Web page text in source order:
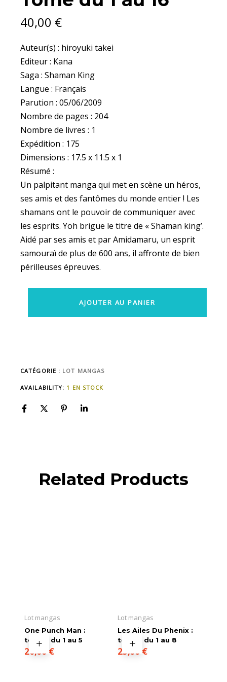
40,00 €
Auteur(s) : hiroyuki takei
Editeur : Kana
Saga : Shaman King
Langue : Français
Parution : 05/06/2009
Nombre de pages : 204
Nombre de livres : 1
Expédition : 175
Dimensions : 17.5 x 11.5 x 1
Résumé :
Un palpitant manga qui met en scène un héros,
ses amis et des fantômes du monde entier ! Les
shamans ont le pouvoir de communiquer avec
les esprits. Yoh brigue le titre de « Shaman king’.
Aidé par ses amis et par Amidamaru, un esprit
samouraï de plus de 600 ans, il affronte de bien
périlleuses épreuves.
QUANTITY
AJOUTER AU PANIER
CATÉGORIE : LOT MANGAS
AVAILABILITY: 1 EN STOCK
Related Products
Lot mangas
One Punch Man :
tomes du 1 au 5
20,00 €
Lot mangas
Les Ailes Du Phenix :
tomes du 1 au 8
25,00 €